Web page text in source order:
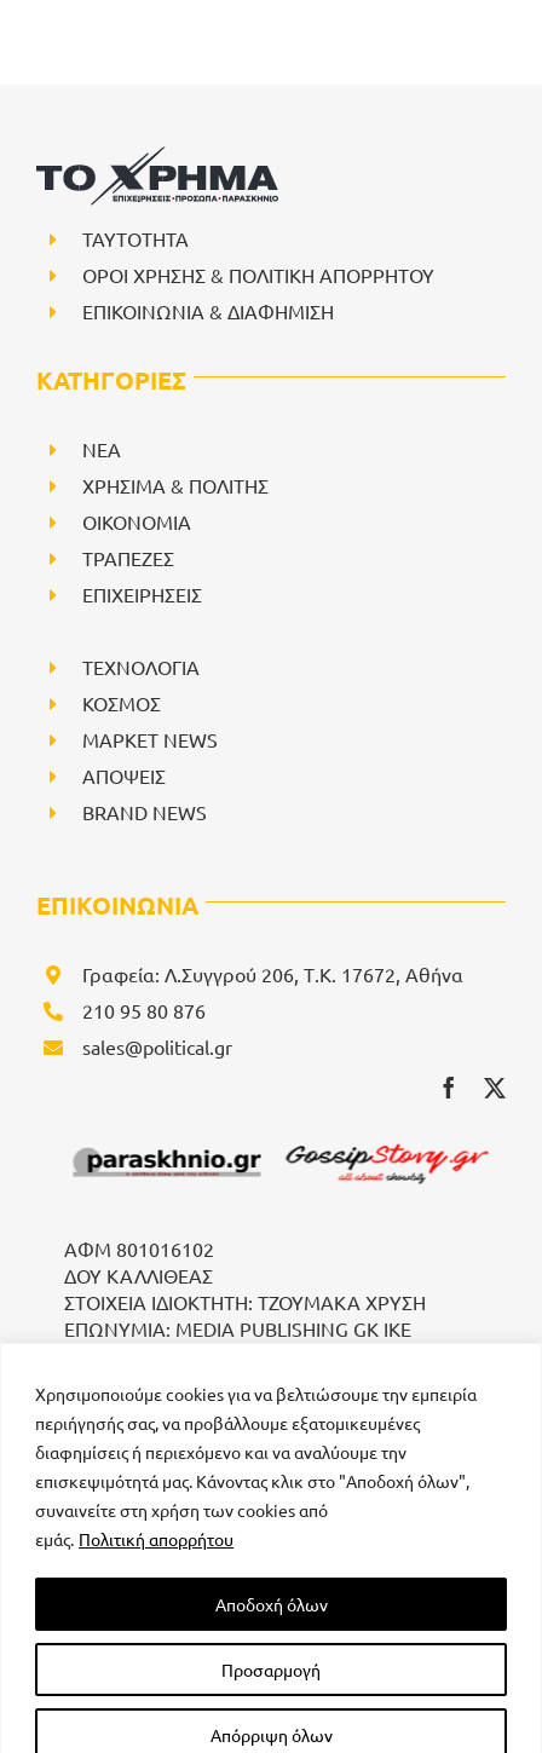
Χρησιμοποιούμε cookies για να βελτιώσουμε την εμπειρία
περιήγησής σας, να προβάλλουμε εξατομικευμένες
διαφημίσεις ή περιεχόμενο και να αναλύουμε την
επισκεψιμότητά μας. Κάνοντας κλικ στο "Αποδοχή όλων",
συναινείτε στη χρήση των cookies από
εμάς. Πολιτική απορρήτου
Προσαρμογή
Απόρριψη όλων
Αποδοχή όλων
ΤΑΥΤΟΤΗΤΑ
ΟΡΟΙ ΧΡΗΣΗΣ & ΠΟΛΙΤΙΚΗ ΑΠΟΡΡΗΤΟΥ
ΕΠΙΚΟΙΝΩΝΙΑ & ΔΙΑΦΗΜΙΣΗ
ΚΑΤΗΓΟΡΙΕΣ
NEA
ΧΡΗΣΙΜΑ & ΠΟΛΙΤΗΣ
ΟΙΚΟΝΟΜΙΑ
ΤΡΑΠΕΖΕΣ
ΕΠΙΧΕΙΡΗΣΕΙΣ
ΤΕΧΝΟΛΟΓΙΑ
ΚΟΣΜΟΣ
ΜΑΡΚΕΤ NEWS
ΑΠΟΨΕΙΣ
BRAND NEWS
ΕΠΙΚΟΙΝΩΝΙΑ
Γραφεία: Λ.Συγγρού 206, Τ.Κ. 17672, Αθήνα
210 95 80 876
sales@political.gr
ΑΦΜ 801016102
ΔΟΥ ΚΑΛΛΙΘΕΑΣ
ΣΤΟΙΧΕΙΑ ΙΔΙΟΚΤΗΤΗ: ΤΖΟΥΜΑΚΑ ΧΡΥΣΗ
ΕΠΩΝΥΜΙΑ: MEDIA PUBLISHING GK IKE
μοναδικός αριθμός Μ.Η.Τ. 232223
All rights reserved – Powered by